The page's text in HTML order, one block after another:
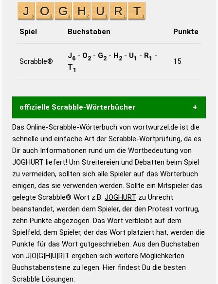
Spiel Buchstaben Punkte
Scrabble®
J6 - O2 - G2 - H2 - U1 - R1 -
T1
15
offizielle Scrabble-Wörterbücher
Wortwurzel liefert mit Hilfe eines semantischen
Wortanalyse-Algorithmus gute Anhaltspunkte zu
Wortbedeutung, Worttrennung und Wortform, um die
Gültigkeit eines Wortes für das Scrabble-Spiel zu
bestimmen!
zugelassene Turnier Scrabble-
Wörterbücher sind:
Duden – Standardwerk in 12 Bänden
Duden – Richtiges und gutes
Deutsch
Duden – Die deutsche Grammatik
Duden – Deutsches
Das Online-Scrabble-Wörterbuch von wortwurzel.de ist die
schnelle und einfache Art der Scrabble-Wortprüfung, da es
Dir auch Informationen rund um die Wortbedeutung von
JOGHURT liefert! Um Streitereien und Debatten beim Spiel
zu vermeiden, sollten sich alle Spieler auf das Wörterbuch
einigen, das sie verwenden werden. Sollte ein Mitspieler das
gelegte Scrabble® Wort z.B. JOGHURT zu Unrecht
beanstandet, werden dem Spieler, der den Protest vortrug,
zehn Punkte abgezogen. Das Wort verbleibt auf dem
Spielfeld, dem Spieler, der das Wort platziert hat, werden die
Punkte für das Wort gutgeschrieben. Aus den Buchstaben
von J|O|G|H|U|R|T ergeben sich weitere Möglichkeiten
Buchstabensteine zu legen. Hier findest Du die besten
Scrabble Lösungen: